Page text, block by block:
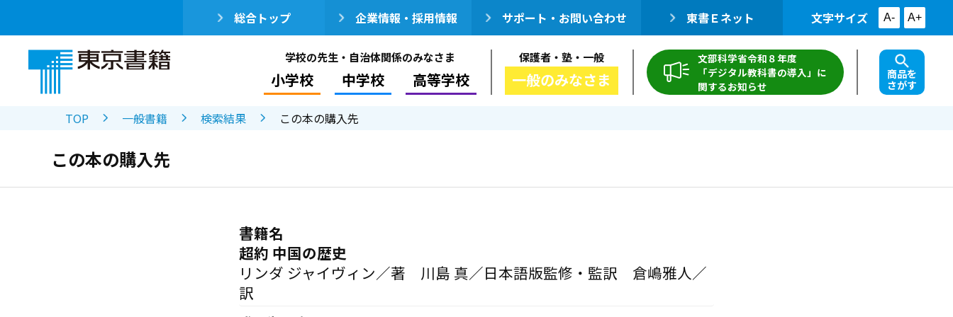
総合トップ 企業情報・採用情報 サポート・お問い合わせ 東書Ｅネット 文字サイズ A- A+
学校の先生・自治体関係のみなさま
小学校 中学校 高等学校
保護者・塾・一般
一般のみなさま
文部科学省令和８年度
「デジタル教科書の導入」に
関するお知らせ
商品を
さがす
TOP 一般書籍 検索結果 この本の購入先
この本の購入先
書籍名
超約 中国の歴史
リンダ ジャイヴィン／著 川島 真／日本語版監修・監訳 倉嶋雅人／
訳